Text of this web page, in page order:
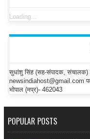
Loading...
सुधांशु सिंह (सह-संपादक, संचालक)
newsindiahost@gmail.com
भोपाल (मप्र)- 462043
POPULAR POSTS